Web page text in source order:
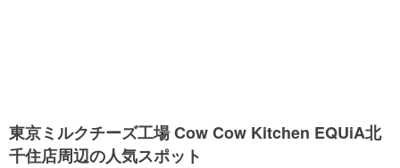
東京ミルクチーズ工場 Cow Cow Kitchen EQUiA北
千住店周辺の人気スポット